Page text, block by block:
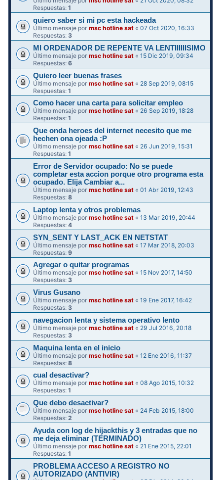
Respuestas:1
quiero saber si mi pc esta hackeada
Último mensaje pormsc hotline sat «07 Oct 2020, 16:33
Respuestas:3
MI ORDENADOR DE REPENTE VA LENTIIIIIISIMO
Último mensaje pormsc hotline sat «15 Dic 2019, 09:34
Respuestas:6
Quiero leer buenas frases
Último mensaje pormsc hotline sat « 28 Sep 2019, 08:15
Respuestas:1
Como hacer una carta para solicitar empleo
Último mensaje pormsc hotline sat « 26 Sep 2019, 18:28
Respuestas:1
Que onda heroes del internet necesito que me
hechen ona ojeada :P
Último mensaje pormsc hotline sat « 26 Jun 2019, 15:31
Respuestas:1
Error de Servidor ocupado: No se puede
completar esta accion porque otro programa esta
ocupado. Elija Cambiar a...
Último mensaje pormsc hotline sat «01 Abr 2019, 12:43
Respuestas:8
Laptop lenta y otros problemas
Último mensaje pormsc hotline sat «13 Mar 2019, 20:44
Respuestas:4
SYN_SENT Y LAST_ACK EN NETSTAT
Último mensaje pormsc hotline sat «17 Mar 2018, 20:03
Respuestas:9
Agregar o quitar programas
Último mensaje pormsc hotline sat «15 Nov 2017, 14:50
Respuestas:3
Virus Gusano
Último mensaje pormsc hotline sat «19 Ene 2017, 16:42
Respuestas: 3
navegacion lenta y sistema operativo lento
Último mensaje pormsc hotline sat « 29 Jul 2016, 20:18
Respuestas:3
Maquina lenta en el inicio
Último mensaje pormsc hotline sat «12 Ene 2016, 11:37
Respuestas:8
cual desactivar?
Último mensaje pormsc hotline sat «08 Ago 2015, 10:32
Respuestas:1
Que debo desactivar?
Último mensaje pormsc hotline sat « 24 Feb 2015, 18:00
Respuestas:2
Ayuda con log de hijackthis y 3 entradas que no
me deja eliminar (TERMINADO)
Último mensaje pormsc hotline sat « 21 Ene 2015, 22:01
Respuestas:1
PROBLEMA ACCESO A REGISTRO NO
AUTORIZADO (ANTIVIR)